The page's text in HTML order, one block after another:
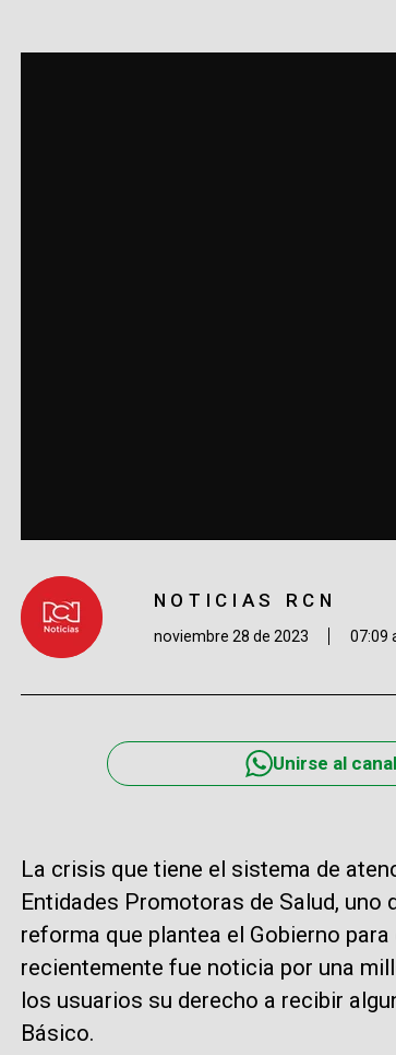
NOTICIAS RCN
noviembre 28 de 2023 07:09
Unirse al
La crisis que tiene el sistema de
Entidades Promotoras de Salud,
reforma que plantea el Gobierno
recientemente fue noticia por una
los usuarios su derecho a recibir
Básico.